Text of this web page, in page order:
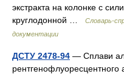
экстракта на колонке с
круглодонной …
Словарь-
документации
ДСТУ 2478-94 — Сплави
рентгенофлуоресцентного